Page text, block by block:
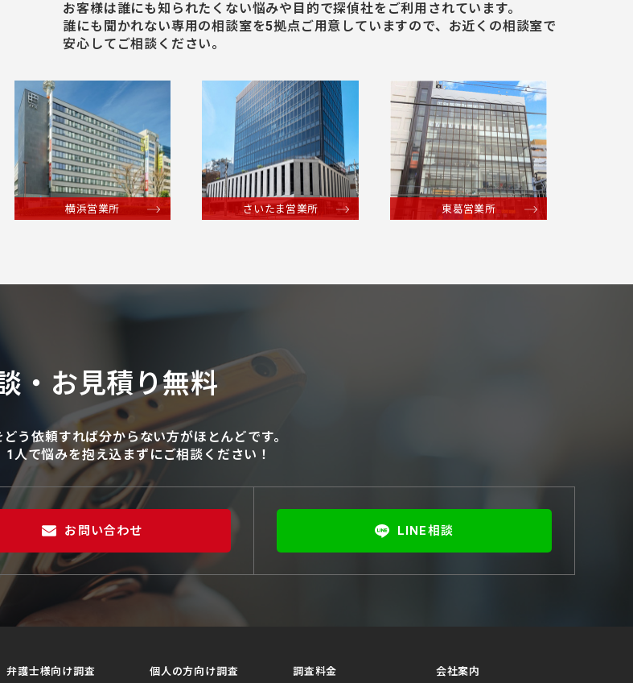
お客様は誰にも知られたくない悩みや⽬的で探偵社をご利⽤されています。
誰にも聞かれない専⽤の相談室を5拠点ご⽤意していますので、お近くの相談室で
安⼼してご相談ください。
横浜営業所 さいたま営業所 東葛営業所
・お見積り無料
う依頼すれば分からない方がほとんどです。
1人で悩みを抱え込まずにご相談ください！
お問い合わせ LINE相談
弁護士様向け調査 個人の方向け調査 調査料金 会社案内